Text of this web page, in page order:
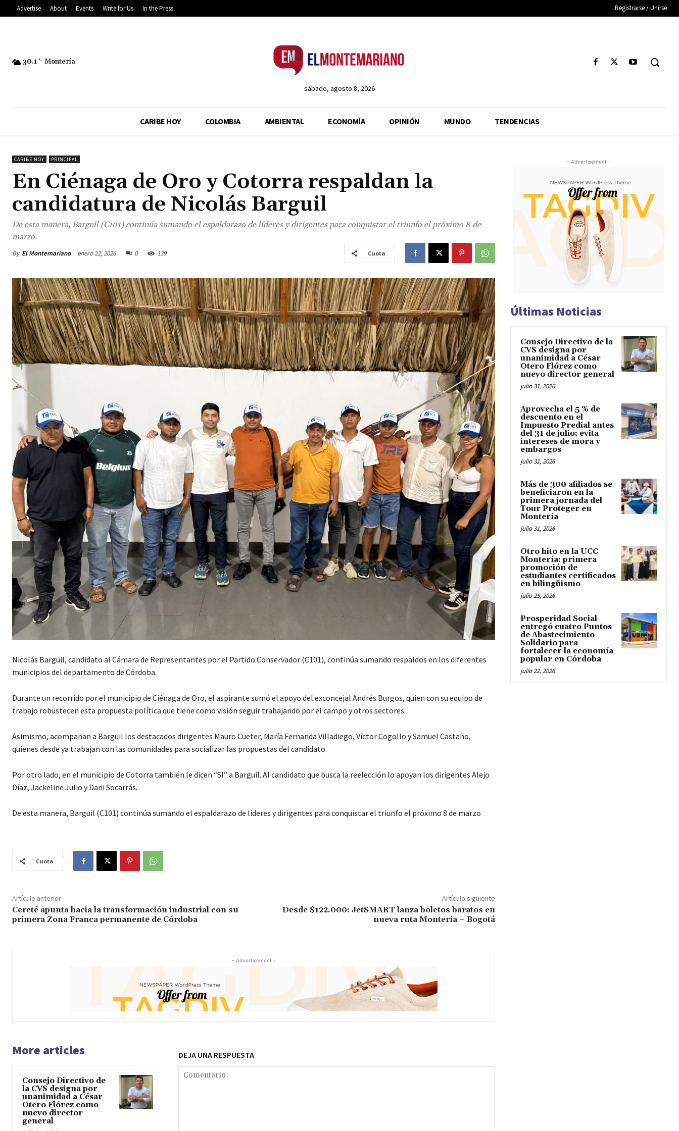
Advertise About Events Write for Us In the Press Registrarse / Unirse
30.1 C Montería
sábado, agosto 8, 2026
CARIBE HOY COLOMBIA AMBIENTAL ECONOMÍA OPINIÓN MUNDO TENDENCIAS
CARIBE HOY PRINCIPAL
En Ciénaga de Oro y Cotorra respaldan la
candidatura de Nicolás Barguil
De esta manera, Barguil (C101) continúa sumando el espaldarazo de líderes y dirigentes para conquistar el triunfo el próximo 8 de
marzo.
By El Montemariano enero 22, 2026 0 139 Cuota
Nicolás Barguil, candidato al Cámara de Representantes por el Partido Conservador (C101), continúa sumando respaldos en los diferentes
municipios del departamento de Córdoba.
Durante un recorrido por el municipio de Ciénaga de Oro, el aspirante sumó el apoyo del exconcejal Andrés Burgos, quien con su equipo de
trabajo robustecen esta propuesta política que tiene como visión seguir trabajando por el campo y otros sectores.
Asimismo, acompañan a Barguil los destacados dirigentes Mauro Cueter, María Fernanda Villadiego, Víctor Cogollo y Samuel Castaño,
quienes desde ya trabajan con las comunidades para socializar las propuestas del candidato.
Por otro lado, en el municipio de Cotorra también le dicen “SI” a Barguil. Al candidato que busca la reelección lo apoyan los dirigentes Alejo
Díaz, Jackeline Julio y Dani Socarrás.
De esta manera, Barguil (C101) continúa sumando el espaldarazo de líderes y dirigentes para conquistar el triunfo el próximo 8 de marzo
Cuota
Artículo anterior
Cereté apunta hacia la transformación industrial con su
primera Zona Franca permanente de Córdoba
Artículo siguiente
Desde $122.000: JetSMART lanza boletos baratos en
nueva ruta Montería – Bogotá
- Advertisement -
More articles
Consejo Directivo de
la CVS designa por
unanimidad a César
Otero Flórez como
nuevo director
general
DEJA UNA RESPUESTA
- Advertisement -
Últimas Noticias
Consejo Directivo de la
CVS designa por
unanimidad a César
Otero Flórez como
nuevo director general
julio 31, 2026
Aprovecha el 5 % de
descuento en el
Impuesto Predial antes
del 31 de julio; evita
intereses de mora y
embargos
julio 31, 2026
Más de 300 afiliados se
beneficiaron en la
primera jornada del
Tour Proteger en
Montería
julio 31, 2026
Otro hito en la UCC
Montería: primera
promoción de
estudiantes certificados
en bilingüismo
julio 25, 2026
Prosperidad Social
entregó cuatro Puntos
de Abastecimiento
Solidario para
fortalecer la economía
popular en Córdoba
julio 22, 2026